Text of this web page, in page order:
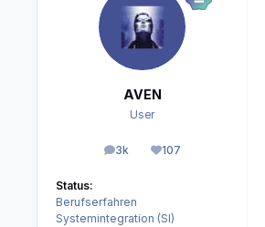
AVEN
User
3k
Beiträge107
Reputation
Status:
Berufserfahren
Systemintegration (SI)